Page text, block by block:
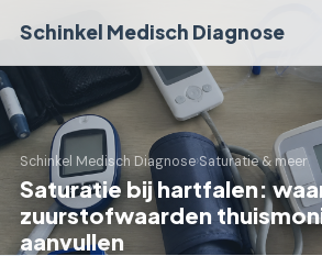
Schinkel Medisch Diagnose
Schinkel Medisch Diagnose›Saturatie & meer
Saturatie bij hartfalen:
zuurstofwaarden
aanvullen